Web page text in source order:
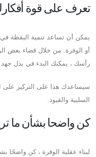
تعرف على قوة
يمكن أن تساعد تنمية اليقظة
أو الوفرة. من خلال قضاء بعض
رأسك ، يمكنك البدء في بذل جهد
سيساعدك هذا على التركيز على
السلبية والقيود.
كن واضحا بشأن ما
لبناء عقلية الوفرة ، كن واضحًا